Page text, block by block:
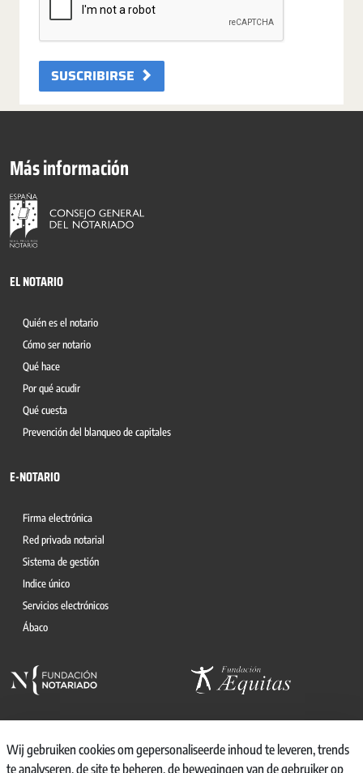
SUSCRIBIRSE
Más información
EL NOTARIO
Quién es el notario
Cómo ser notario
Qué hace
Por qué acudir
Qué cuesta
Prevención del blanqueo de capitales
E-NOTARIO
Firma electrónica
Red privada notarial
Sistema de gestión
Indice único
Servicios electrónicos
Ábaco
Wij gebruiken cookies om gepersonaliseerde inhoud te leveren, trends
te analyseren, de site te beheren, de bewegingen van de gebruiker op